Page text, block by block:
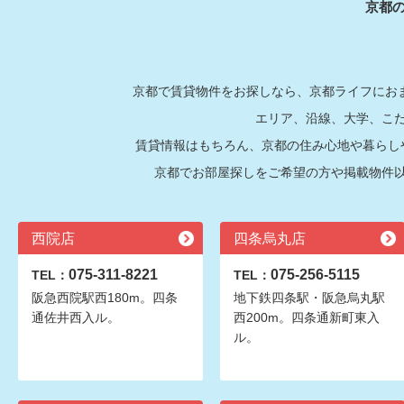
京都
京都で賃貸物件をお探しなら、京都ライフに
エリア、沿線、大学、こ
賃貸情報はもちろん、京都の住み心地や暮ら
京都でお部屋探しをご希望の方や掲載物件
西院店
TEL： 075-311-8221
阪急西院駅西180m。四条
通佐井西入ル。
四条烏丸店
TEL： 075-256-5115
地下鉄四条駅・阪急烏丸駅
西200m。四条通新町東入
ル。